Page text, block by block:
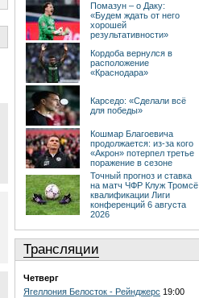
Помазун – о Даку:
«Будем ждать от него
хорошей
результативности»
Кордоба вернулся в
расположение
«Краснодара»
Карседо: «Сделали всё
для победы»
Кошмар Благоевича
продолжается: из-за кого
«Акрон» потерпел третье
поражение в сезоне
Точный прогноз и ставка
на матч ЧФР Клуж Тромсё
квалификации Лиги
конференций 6 августа
2026
Трансляции
Четверг
Ягеллония Белосток - Рейнджерс 19:00